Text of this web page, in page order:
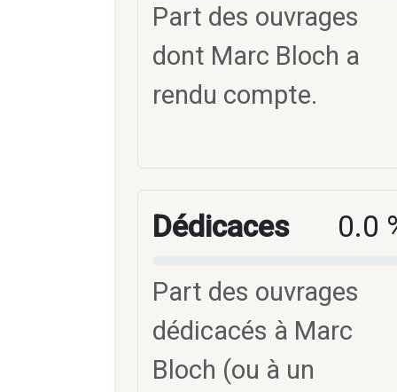
Part des ouvrages
dont Marc Bloch a
rendu compte.
Dédicaces 0.0
Part des ouvrages
dédicacés à Marc
Bloch (ou à un